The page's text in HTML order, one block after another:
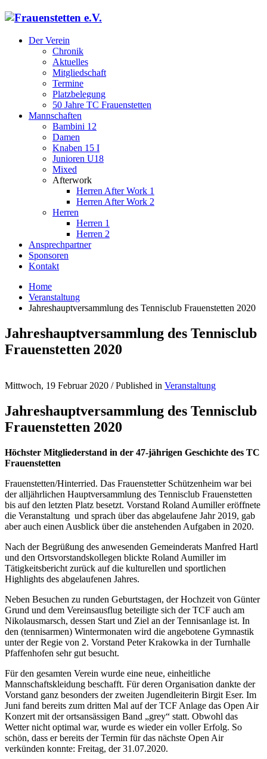
Der Verein
Chronik
Aktuelles
Mitgliedschaft
Termine
Platzbelegung
50 Jahre TC Frauenstetten
Mannschaften
Bambini 12
Damen
Knaben 15 I
Junioren U18
Mixed
Afterwork
Herren After Work 1
Herren After Work 2
Herren
Herren 1
Herren 2
Ansprechpartner
Sponsoren
Kontakt
Home
Veranstaltung
Jahreshauptversammlung des Tennisclub Frauenstetten 2020
Jahreshauptversammlung des Tennisclub
Frauenstetten 2020
Mittwoch, 19 Februar 2020 /Published in Veranstaltung
Jahreshauptversammlung des Tennisclub
Frauenstetten 2020
Höchster Mitgliederstand in der 47-jährigen Geschichte des TC
Frauenstetten
Frauenstetten/Hinterried. Das Frauenstetter Schützenheim war bei
der alljährlichen Hauptversammlung des Tennisclub Frauenstetten
bis auf den letzten Platz besetzt. Vorstand Roland Aumiller eröffnete
die Veranstaltung und sprach über das abgelaufene Jahr 2019, gab
aber auch einen Ausblick über die anstehenden Aufgaben in 2020.
Nach der Begrüßung des anwesenden Gemeinderats Manfred Hartl
und den Ortsvorstandskollegen blickte Roland Aumiller im
Tätigkeitsbericht zurück auf die kulturellen und sportlichen
Highlights des abgelaufenen Jahres.
Neben Besuchen zu runden Geburtstagen, der Hochzeit von Günter
Grund und dem Vereinsausflug beteiligte sich der TCF auch am
Nikolausmarsch, dessen Start und Ziel an der Tennisanlage ist. In
den (tennisarmen) Wintermonaten wird die angebotene Gymnastik
unter der Regie von 2. Vorstand Peter Krakowka in der Turnhalle
Pfaffenhofen sehr gut besucht.
Für den gesamten Verein wurde eine neue, einheitliche
Mannschaftskleidung beschafft. Für deren Organisation dankte der
Vorstand ganz besonders der zweiten Jugendleiterin Birgit Eser. Im
Juni fand bereits zum dritten Mal auf der TCF Anlage das Open Air
Konzert mit der ortsansässigen Band „grey“ statt. Obwohl das
Wetter nicht optimal war, wurde es wieder ein voller Erfolg. So
schön, dass er bereits der Termin für das nächste Open Air
verkünden konnte: Freitag, der 31.07.2020.